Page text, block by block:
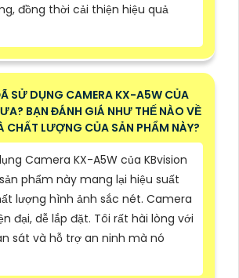
đồng thời cải thiện hiệu quả
SỬ DỤNG CAMERA KX-A5W CỦA
BẠN ĐÁNH GIÁ NHƯ THẾ NÀO VỀ
CHẤT LƯỢNG CỦA SẢN PHẨM NÀY?
Camera KX-A5W của KBvision
phẩm này mang lại hiệu suất
lượng hình ảnh sắc nét. Camera
đại, dễ lắp đặt. Tôi rất hài lòng với
sát và hỗ trợ an ninh mà nó